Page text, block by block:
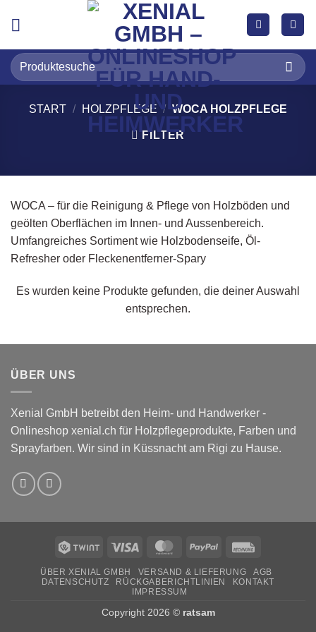
Suchen
nach:
START / HOLZPFLEGE / WOCA HOLZPFLEGE
FILTER
WOCA – für die Reinigung & Pflege von Holzböden und
geölten Oberflächen im Innen- und Aussenbereich.
Umfangreiches Sortiment wie Holzbodenseife, Öl-
Refresher oder Fleckenentferner-Spary
Es wurden keine Produkte gefunden, die deiner Auswahl
entsprechen.
ÜBER UNS
Xenial GmbH betreibt den Heim- und Handwerker -
Onlineshop xenial.ch für Holzpflegeprodukte, Farben und
Sprayfarben. Wir sind in Küssnacht am Rigi zu Hause.
Twint Visa MasterCardPayPal
ÜBER XENIAL GMBH VERSAND & LIEFERUNG
AGB
DATENSCHUTZ
RÜCKGABERICHTLINIEN
KONTAKT
IMPRESSUM
Copyright 2026 © ratsam